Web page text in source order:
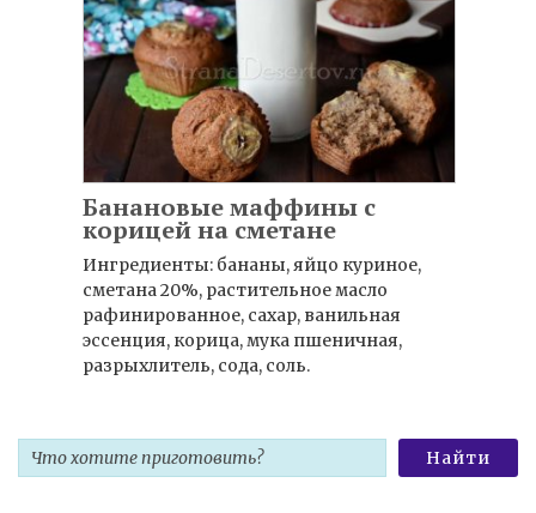
Банановые маффины с
корицей на сметане
Ингредиенты: бананы, яйцо куриное,
сметана 20%, растительное масло
рафинированное, сахар, ванильная
эссенция, корица, мука пшеничная,
разрыхлитель, сода, соль.